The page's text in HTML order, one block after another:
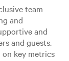
team
and
and
and guests.
on key metrics